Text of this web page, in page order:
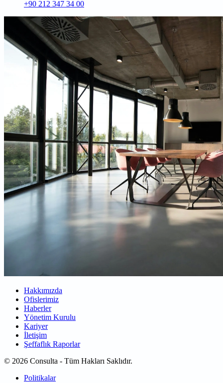
+90 212 347 34 00
Hakkımızda
Ofislerimiz
Haberler
Yönetim Kurulu
Kariyer
İletişim
Şeffaflık Raporlar
© 2026 Consulta - Tüm Hakları Saklıdır.
Politikalar